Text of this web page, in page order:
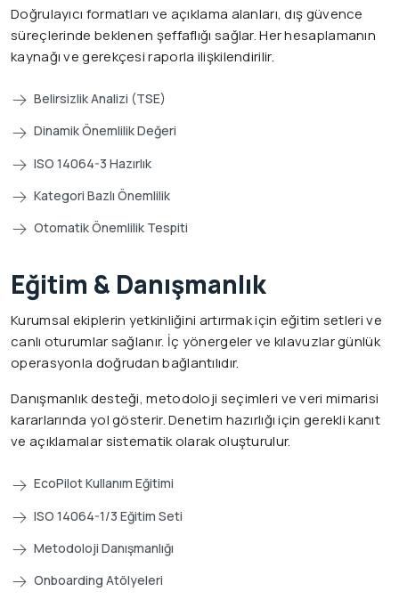
Doğrulayıcı formatları ve açıklama alanları, dış güvence
süreçlerinde beklenen şeffaflığı sağlar. Her hesaplamanın
kaynağı ve gerekçesi raporla ilişkilendirilir.
Belirsizlik Analizi (TSE)
Dinamik Önemlilik Değeri
ISO 14064-3 Hazırlık
Kategori Bazlı Önemlilik
Otomatik Önemlilik Tespiti
Eğitim & Danışmanlık
Kurumsal ekiplerin yetkinliğini artırmak için eğitim setleri ve
canlı oturumlar sağlanır. İç yönergeler ve kılavuzlar günlük
operasyonla doğrudan bağlantılıdır.
Danışmanlık desteği, metodoloji seçimleri ve veri mimarisi
kararlarında yol gösterir. Denetim hazırlığı için gerekli kanıt
ve açıklamalar sistematik olarak oluşturulur.
EcoPilot Kullanım Eğitimi
ISO 14064-1/3 Eğitim Seti
Metodoloji Danışmanlığı
Onboarding Atölyeleri